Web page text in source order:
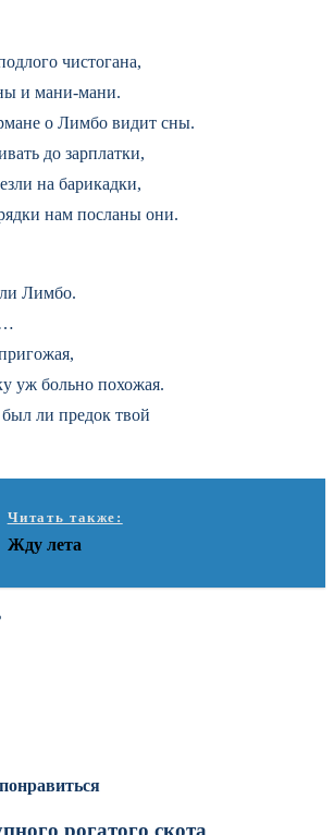
чистогана,
и мани-мани.
о Лимбо видит сны.
до зарплатки,
на барикадки,
нам посланы они.
Лимбо.
уж больно похожая.
ли предок твой
Читать также:
Жду лета
рогатого скота